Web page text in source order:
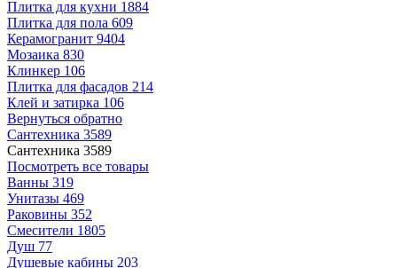
Плитка для кухни 1884
Плитка для пола 609
Керамогранит 9404
Мозаика 830
Клинкер 106
Плитка для фасадов 214
Клей и затирка 106
Вернуться обратно
Сантехника 3589
Сантехника 3589
Посмотреть все товары
Ванны 319
Унитазы 469
Раковины 352
Смесители 1805
Душ 77
Душевые кабины 203